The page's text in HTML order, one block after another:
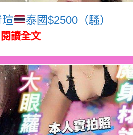
泰國$2500（騷）
閱讀全文